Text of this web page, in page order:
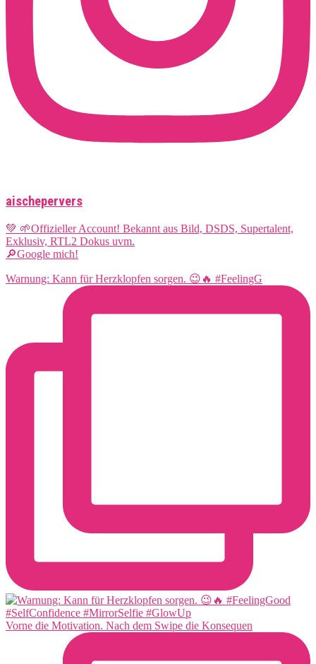
aischepervers
💚 🌱Offizieller Account! Bekannt aus Bild, DSDS, Supertalent,
Exklusiv, RTL2 Dokus uvm.
🔎Google mich!
Warnung: Kann für Herzklopfen sorgen. 😉🔥 #FeelingG
Vorne die Motivation. Nach dem Swipe die Konsequen